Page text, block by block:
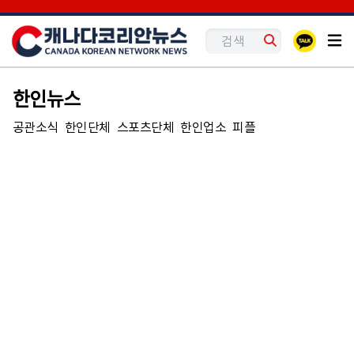
한인뉴스
공관소식 한인단체 스포츠단체 한인업소 피플